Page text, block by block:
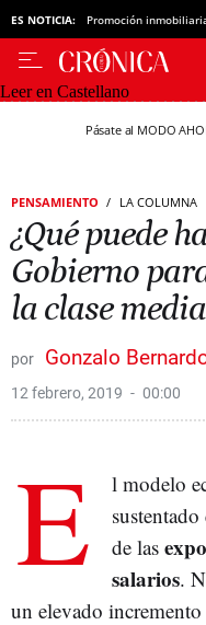
ES NOTICIA: Promoción
Leer en Castellano
Pásate al MODO
PENSAMIENTO LA COLUMNA
¿Qué puede
Gobierno
la clase
Gonzalo
12 febrero, 2019 00:00
E l modelo
de las
salarios.
un elevado